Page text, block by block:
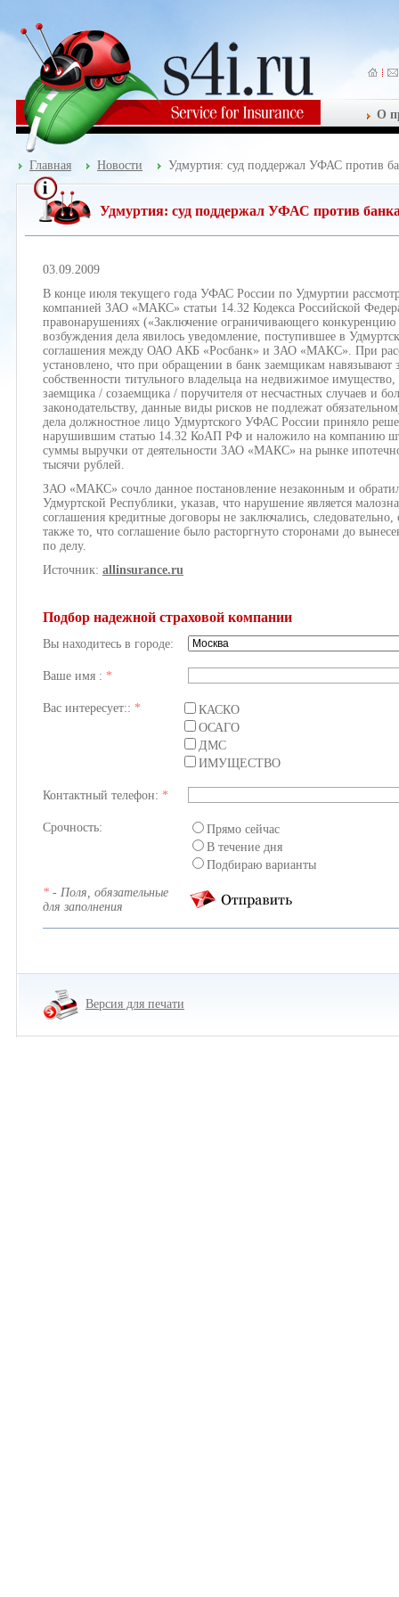
О
Главная Новости Удмуртия: суд поддержал УФАС против
Удмуртия: суд поддержал УФАС против
03.09.2009
В конце июля текущего года УФАС России по Удмуртии
компанией ЗАО «МАКС» статьи 14.32 Кодекса Российской
правонарушениях («Заключение ограничивающего
возбуждения дела явилось уведомление, поступившее в
соглашения между ОАО АКБ «Росбанк» и ЗАО «МАКС». При
установлено, что при обращении в банк заемщикам навязывают
собственности титульного владельца на недвижимое
заемщика / созаемщика / поручителя от несчастных случаев и
законодательству, данные виды рисков не подлежат
дела должностное лицо Удмуртского УФАС России приняло
нарушившим статью 14.32 КоАП РФ и наложило на компанию
суммы выручки от деятельности ЗАО «МАКС» на рынке
тысячи рублей.
ЗАО «МАКС» сочло данное постановление незаконным и
Удмуртской Республики, указав, что нарушение является
соглашения кредитные договоры не заключались, следовательно,
также то, что соглашение было расторгнуто сторонами до
по делу.
Источник: allinsurance.ru
Подбор надежной страховой компании
Вы находитесь в городе:
Ваше имя : *
Вас интересует:: *
КАСКО
ОСАГО
ДМС
ИМУЩЕСТВО
Контактный телефон: *
Срочность:
Прямо сейчас
В течение дня
Подбираю варианты
* - Поля, обязательные
для заполнения
Версия для печати